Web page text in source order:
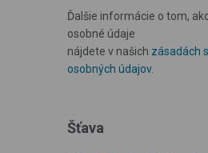
Ďalšie informácie o tom,
osobné údaje
nájdete v našich zásadách
osobných údajov.
Šťava